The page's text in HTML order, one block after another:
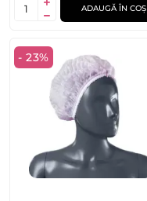
ADAUGĂ ÎN COȘ
- 23%